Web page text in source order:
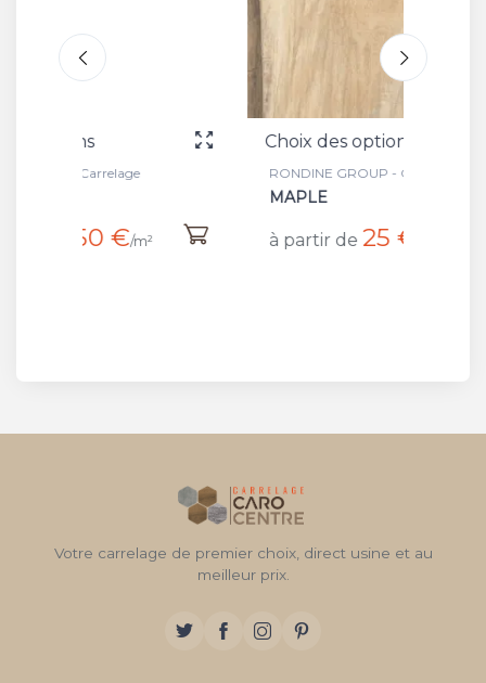
Choix des options
RONDINE GROUP - Carrelage
à partir de 25 € /m²
Votre carrelage de premier choix, direct usine et au
meilleur prix.